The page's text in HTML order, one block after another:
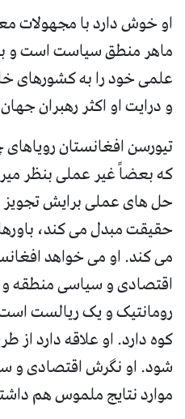
او خوش دارد با مجهولات
ماهر منطق سیاست است و
علمی خود را به کشورهای
و درایت او اکثر رهبران
تیورسن افغانستان رویاهای
که بعضاً غیر عملی بنظر
حل های عملی برایش تجویز
حقیقت مبدل می کند،
می کند. او می خواهد
اقتصادی و سیاسی منطقه
رومانتیک و یک ریالست
کوه دارد. او علاقه دارد
شود. او نگرش اقتصادی و
موارد نتایج ملموس هم